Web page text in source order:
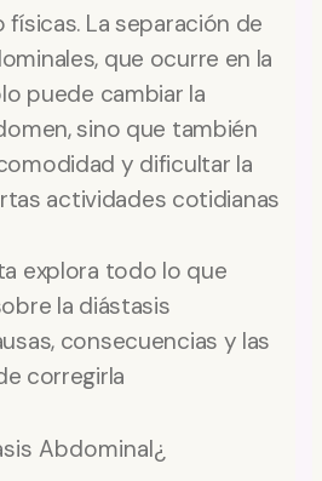
La separación de
que ocurre en la
puede cambiar la
sino que también
y dificultar la
actividades cotidianas.
explora todo lo que
la diástasis
consecuencias y las
corregirla.
¿Qué es la Diástasis Abdominal?